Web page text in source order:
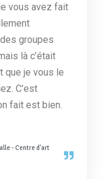
vous avez fait
groupes
là c’était
que je vous le
C’est
fait est bien.
- Centre d'art